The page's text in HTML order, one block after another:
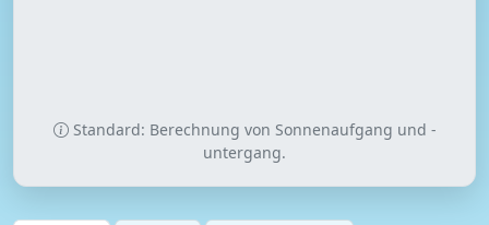
Standard: Berechnung von Sonnenaufgang und -
untergang.